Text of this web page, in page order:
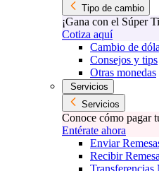
Tipo de cambio
¡Gana con el Súper
Cotiza aquí
Cambio de
Consejos y tips
Otras monedas
Servicios
Servicios
Conoce cómo pagar
Entérate ahora
Enviar
Recibir
Transferencias